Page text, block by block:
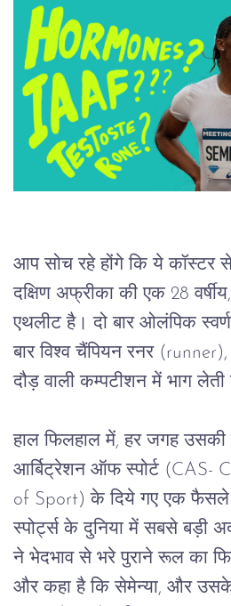
आप सोच रहे होंगे कि ये कॉस्टर
दक्षिण अफ्रीका की एक 28 वर्षीय,
एथलीट है। दो बार ओलंपिक स्वर्ण
बार विश्व चैंपियन रनर
दौड़ वाली कम्पटीशन में भाग लेती
हाल फिलहाल में, हर जगह उसकी
आर्बिट्रेशन ऑफ स्पोर्ट (CAS-
of Sport) के दिये गए एक फैसले
स्पोर्ट्स के दुनिया में सबसे बड़ी
ने भेदभाव से भरे पुराने रूल का
और कहा है कि सेमेन्या, और